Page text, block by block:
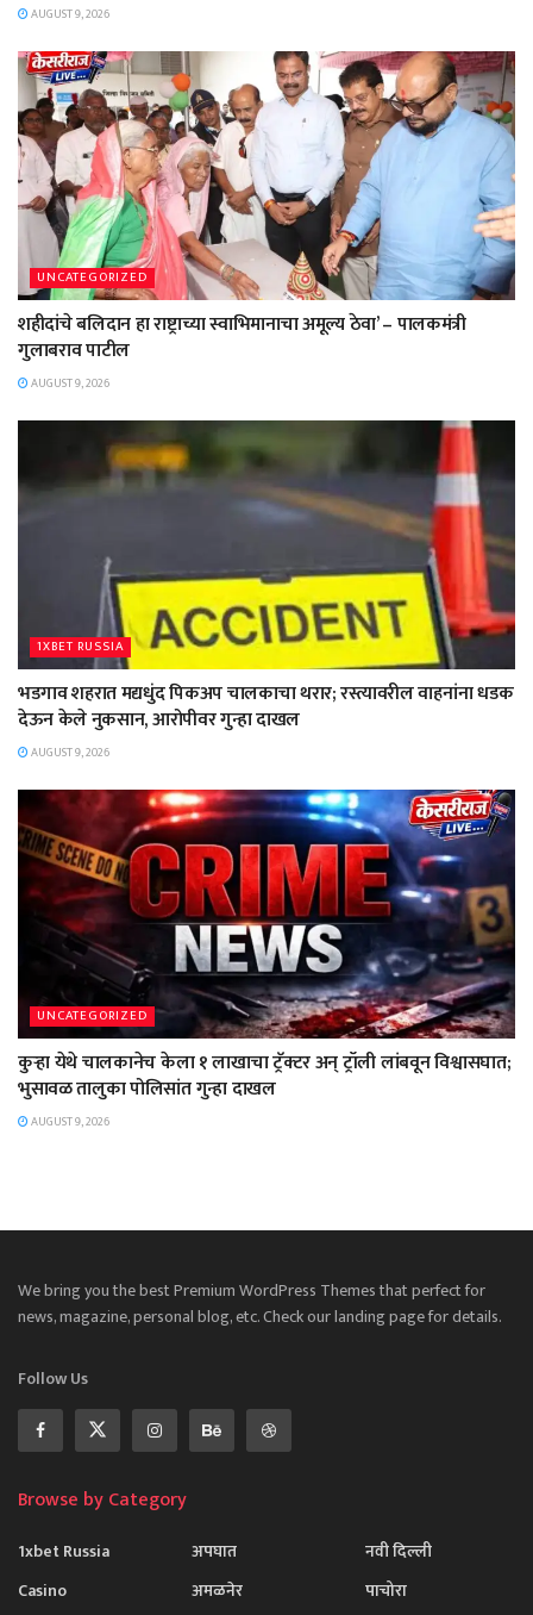
AUGUST 9, 2026
UNCATEGORIZED
शहीदांचे बलिदान हा राष्ट्राच्या स्वाभिमानाचा अमूल्य ठेवा’ – पालकमंत्री
गुलाबराव पाटील
AUGUST 9, 2026
1XBET RUSSIA
भडगाव शहरात मद्यधुंद पिकअप चालकाचा थरार; रस्त्यावरील वाहनांना धडक
देऊन केले नुकसान, आरोपीवर गुन्हा दाखल
AUGUST 9, 2026
UNCATEGORIZED
कुऱ्हा येथे चालकानेच केला १ लाखाचा ट्रॅक्टर अन् ट्रॉली लांबवून विश्वासघात;
भुसावळ तालुका पोलिसांत गुन्हा दाखल
AUGUST 9, 2026
We bring you the best Premium WordPress Themes that perfect for
news, magazine, personal blog, etc. Check our landing page for details.
Follow Us
Browse by Category
1xbet Russia
Casino
अपघात
अमळनेर
नवी दिल्ली
पाचोरा